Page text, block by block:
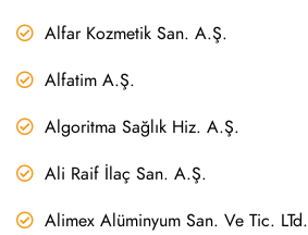
Alfar Kozmetik San. A.Ş.
Alfatim A.Ş.
Algoritma Sağlık Hiz. A.Ş.
Ali Raif İlaç San. A.Ş.
Alimex Alüminyum San. Ve Tic.